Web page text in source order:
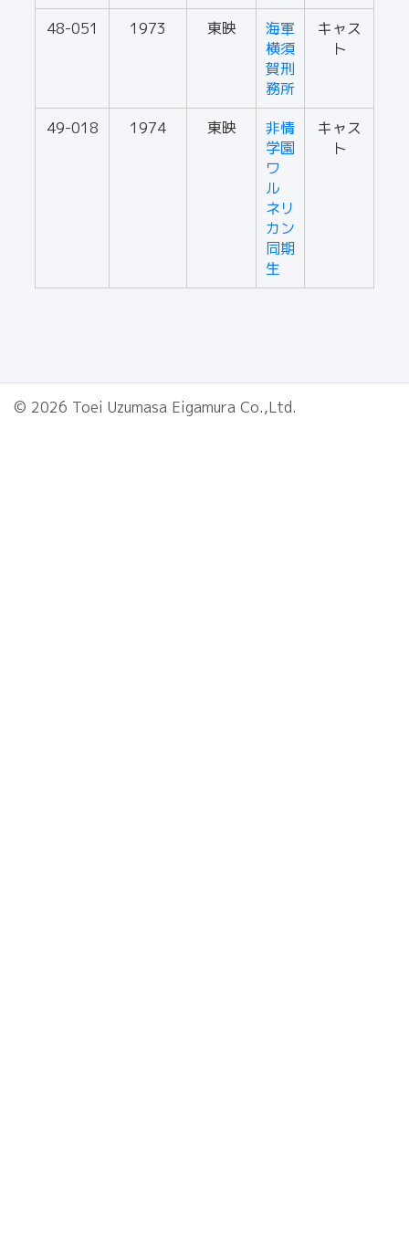
48-051 1973 東映
海軍
横須
賀刑
務所
キャス
ト
49-018 1974 東映
非情
学園
ワ
ル
ネリ
カン
同期
生
キャス
ト
© 2026 Toei Uzumasa Eigamura Co.,Ltd.